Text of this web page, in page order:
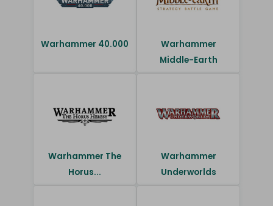
Warhammer 40.000
Warhammer
Middle-Earth
Warhammer The
Horus...
Warhammer
Underworlds